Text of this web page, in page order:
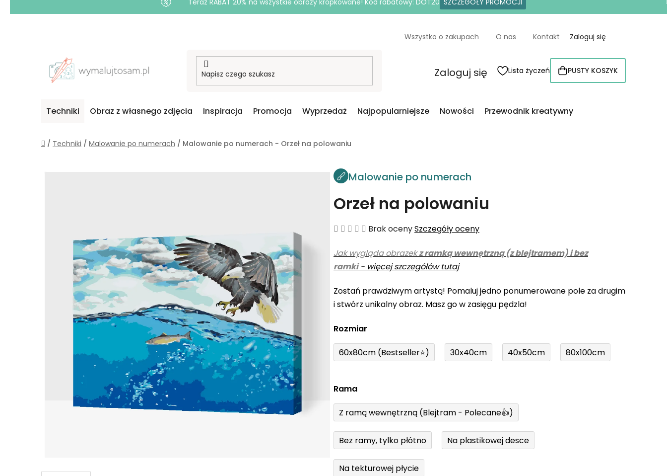
Teraz RABAT 20% na wszystkie obrazy kropkowane! Kod rabatowy: DOT20 SZCZEGÓŁY PROMOCJI
Wszystko o zakupach O nas Kontakt Zaloguj się
Zaloguj się Lista życzeń KOSZYK
PUSTY KOSZYK
Techniki Obraz z własnego zdjęcia Inspiracja Promocja Wyprzedaż Najpopularniejsze Nowości Przewodnik kreatywny
Home
/ Techniki / Malowanie po numerach / Malowanie po numerach - Orzeł na polowaniu
Malowanie po numerach
Orzeł na polowaniu
Średnia
produktu
wynosi
na
5
Brak ocenySzczegóły oceny
Jak wygląda obrazekz ramką wewnętrzną (z blejtramem) i bez
ramki- więcej szczegółów tutaj
Zostań prawdziwym artystą! Pomaluj jedno ponumerowane pole za drugim
i stwórz unikalny obraz. Masz go w zasięgu pędzla!
Rozmiar
60x80cm (Bestseller⭐) 30x40cm 40x50cm 80x100cm
Rama
Z ramą wewnętrzną (Blejtram - Polecane👍)
Bez ramy, tylko płótno Na plastikowej desce
Na tekturowej płycie